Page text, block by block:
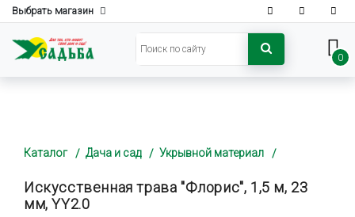
Выбрать магазин
0
Каталог Дача и сад Укрывной материал
Искусственная трава "Флорис", 1,5 м, 23
мм, YY2.0